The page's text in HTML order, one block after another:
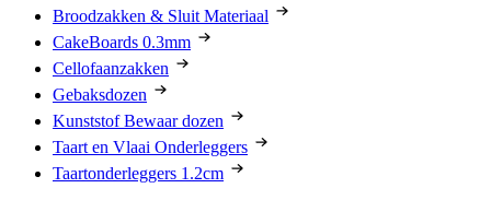
Broodzakken & Sluit Materiaal
CakeBoards 0.3mm
Cellofaanzakken
Gebaksdozen
Kunststof Bewaar dozen
Taart en Vlaai Onderleggers
Taartonderleggers 1.2cm